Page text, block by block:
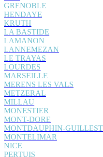
GRENOBLE
HENDAYE
KRUTH
LA BASTIDE
LAMANON
LANNEMEZAN
LE TRAYAS
LOURDES
MARSEILLE
MERENS LES VALS
METZERAL
MILLAU
MONESTIER
MONT-DORE
MONTDAUPHIN-
MONTELIMAR
NICE
PERTUIS